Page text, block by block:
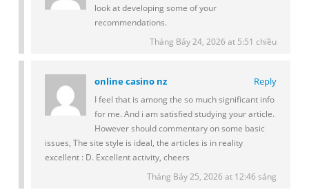
look at developing some of your
recommendations.
Tháng Bảy 24, 2026 at 5:51 chiều
online casino nz Reply
I feel that is among the so much significant info
for me. And i am satisfied studying your article.
However should commentary on some basic
issues, The site style is ideal, the articles is in reality
excellent : D. Excellent activity, cheers
Tháng Bảy 25, 2026 at 12:46 sáng